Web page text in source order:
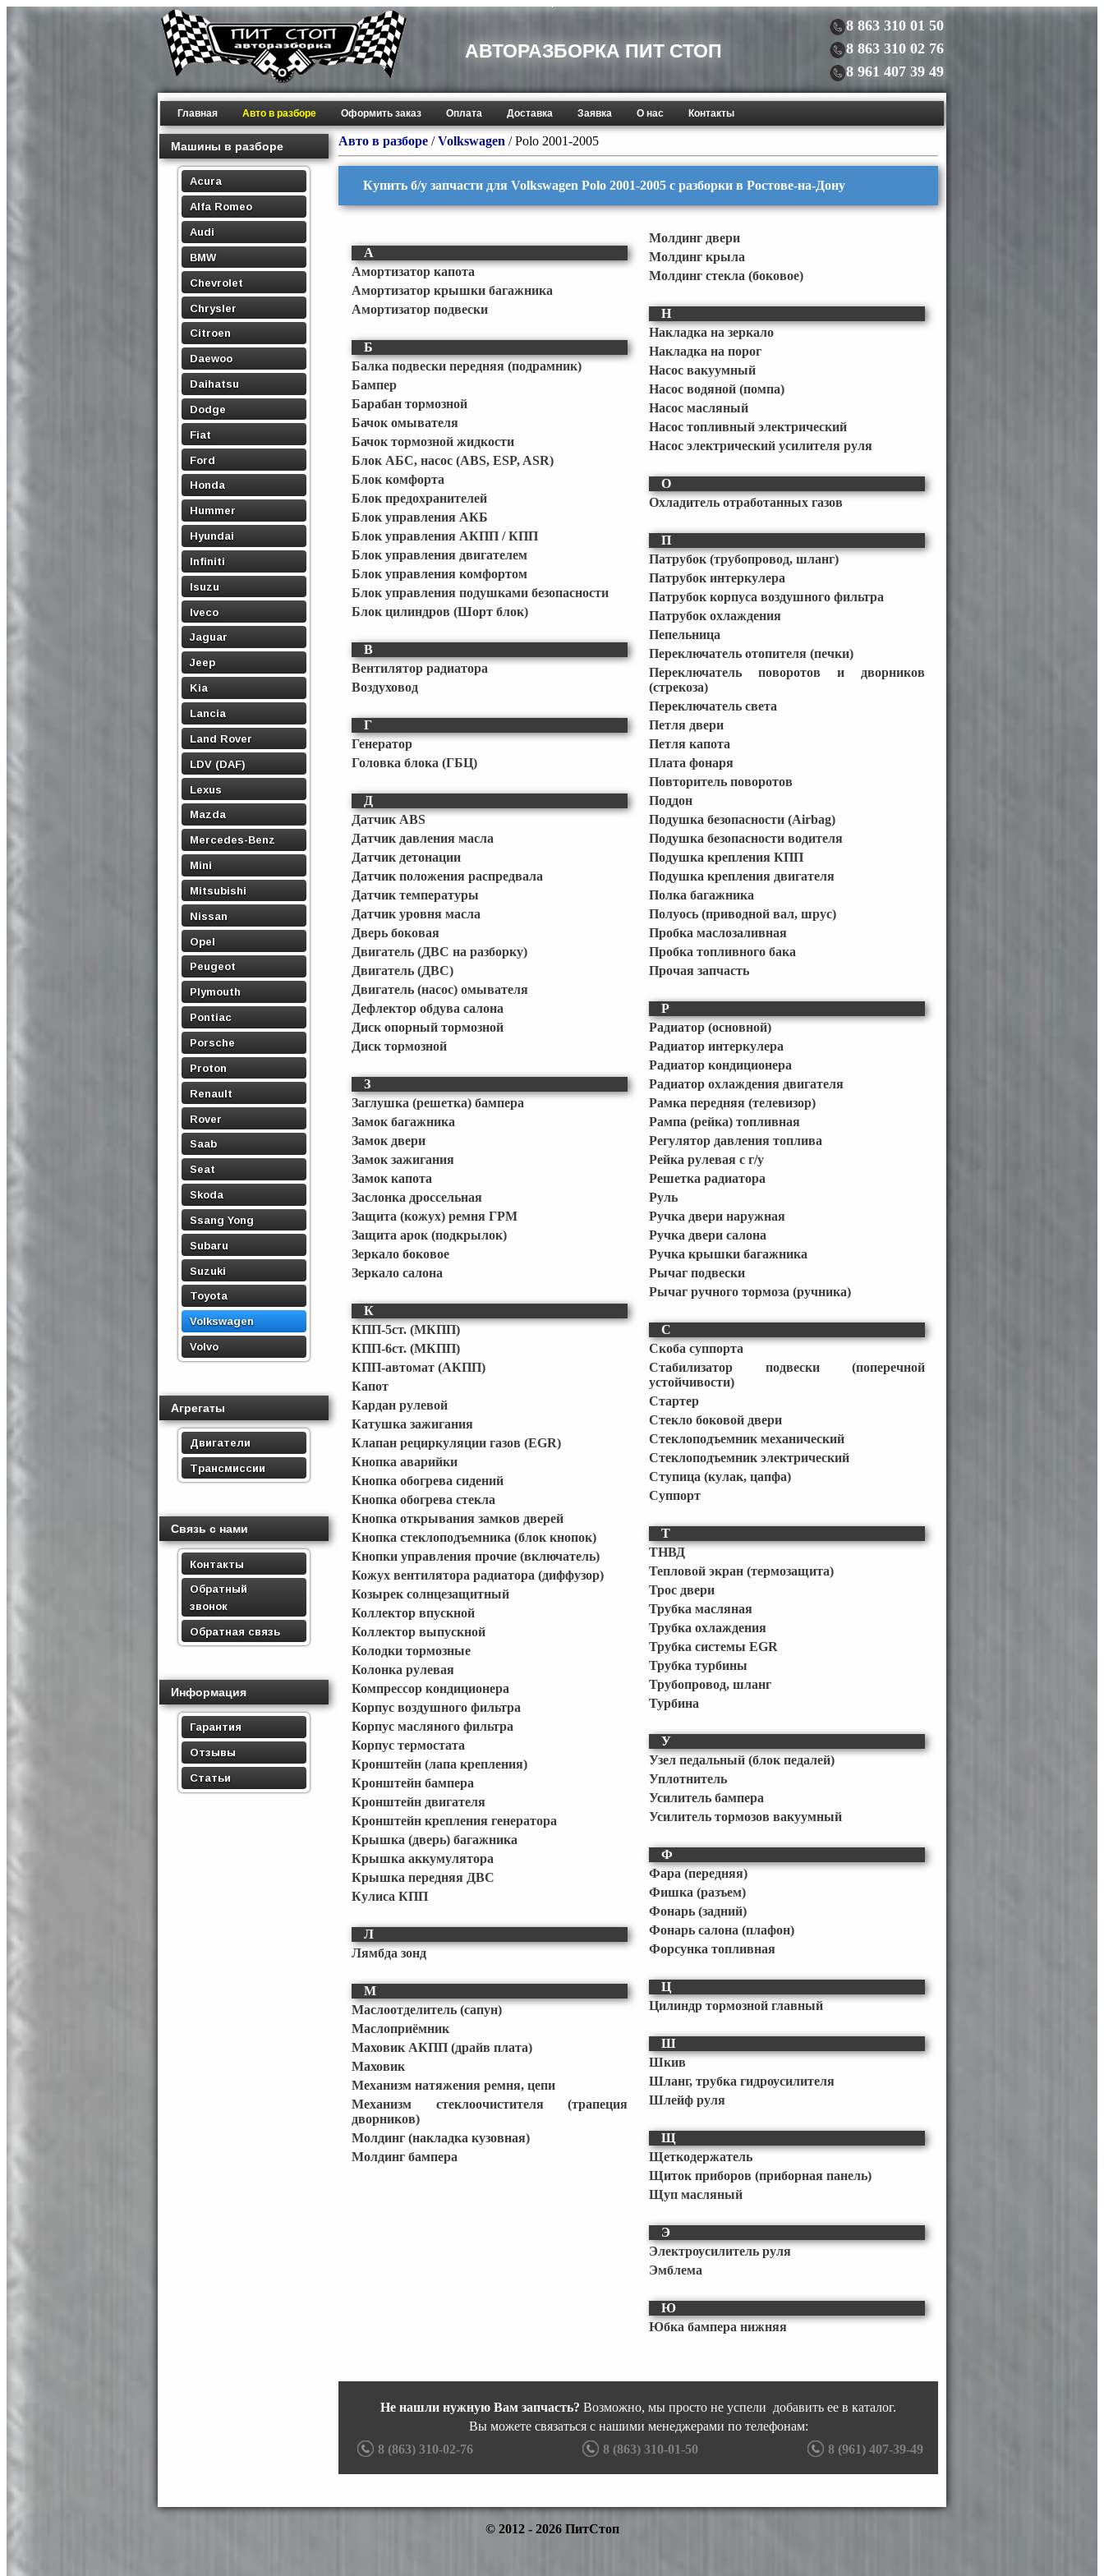
АВТОРАЗБОРКА ПИТ СТОП
8 863 310 01 50
8 863 310 02 76
8 961 407 39 49
Главная Авто в разборе Оформить заказ Оплата Доставка Заявка О нас Контакты
Машины в разборе
Acura
Alfa Romeo
Audi
BMW
Chevrolet
Chrysler
Citroen
Daewoo
Daihatsu
Dodge
Fiat
Ford
Honda
Hummer
Hyundai
Infiniti
Isuzu
Iveco
Jaguar
Jeep
Kia
Lancia
Land Rover
LDV (DAF)
Lexus
Mazda
Mercedes-Benz
Mini
Mitsubishi
Nissan
Opel
Peugeot
Plymouth
Pontiac
Porsche
Proton
Renault
Rover
Saab
Seat
Skoda
Ssang Yong
Subaru
Suzuki
Toyota
Volkswagen
Volvo
Агрегаты
Двигатели
Трансмиссии
Связь с нами
Контакты
Обратный
звонок
Обратная связь
Информация
Гарантия
Отзывы
Статьи
Авто в разборе /Volkswagen /Polo 2001-2005
Купить б/у запчасти для Volkswagen Polo 2001-2005 с разборки в Ростове-на-Дону
А
Амортизатор капота
Амортизатор крышки багажника
Амортизатор подвески
Б
Балка подвески передняя (подрамник)
Бампер
Барабан тормозной
Бачок омывателя
Бачок тормозной жидкости
Блок АБС, насос (ABS, ESP, ASR)
Блок комфорта
Блок предохранителей
Блок управления АКБ
Блок управления АКПП / КПП
Блок управления двигателем
Блок управления комфортом
Блок управления подушками безопасности
Блок цилиндров (Шорт блок)
В
Вентилятор радиатора
Воздуховод
Г
Генератор
Головка блока (ГБЦ)
Д
Датчик ABS
Датчик давления масла
Датчик детонации
Датчик положения распредвала
Датчик температуры
Датчик уровня масла
Дверь боковая
Двигатель (ДВС на разборку)
Двигатель (ДВС)
Двигатель (насос) омывателя
Дефлектор обдува салона
Диск опорный тормозной
Диск тормозной
З
Заглушка (решетка) бампера
Замок багажника
Замок двери
Замок зажигания
Замок капота
Заслонка дроссельная
Защита (кожух) ремня ГРМ
Защита арок (подкрылок)
Зеркало боковое
Зеркало салона
К
КПП-5ст. (МКПП)
КПП-6ст. (МКПП)
КПП-автомат (АКПП)
Капот
Кардан рулевой
Катушка зажигания
Клапан рециркуляции газов (EGR)
Кнопка аварийки
Кнопка обогрева сидений
Кнопка обогрева стекла
Кнопка открывания замков дверей
Кнопка стеклоподъемника (блок кнопок)
Кнопки управления прочие (включатель)
Кожух вентилятора радиатора (диффузор)
Козырек солнцезащитный
Коллектор впускной
Коллектор выпускной
Колодки тормозные
Колонка рулевая
Компрессор кондиционера
Корпус воздушного фильтра
Корпус масляного фильтра
Корпус термостата
Кронштейн (лапа крепления)
Кронштейн бампера
Кронштейн двигателя
Кронштейн крепления генератора
Крышка (дверь) багажника
Крышка аккумулятора
Крышка передняя ДВС
Кулиса КПП
Л
Лямбда зонд
М
Маслоотделитель (сапун)
Маслоприёмник
Маховик АКПП (драйв плата)
Маховик
Механизм натяжения ремня, цепи
Механизм стеклоочистителя (трапеция
дворников)
Молдинг (накладка кузовная)
Молдинг бампера
Молдинг двери
Молдинг крыла
Молдинг стекла (боковое)
Н
Накладка на зеркало
Накладка на порог
Насос вакуумный
Насос водяной (помпа)
Насос масляный
Насос топливный электрический
Насос электрический усилителя руля
О
Охладитель отработанных газов
П
Патрубок (трубопровод, шланг)
Патрубок интеркулера
Патрубок корпуса воздушного фильтра
Патрубок охлаждения
Пепельница
Переключатель отопителя (печки)
Переключатель поворотов и дворников
(стрекоза)
Переключатель света
Петля двери
Петля капота
Плата фонаря
Повторитель поворотов
Поддон
Подушка безопасности (Airbag)
Подушка безопасности водителя
Подушка крепления КПП
Подушка крепления двигателя
Полка багажника
Полуось (приводной вал, шрус)
Пробка маслозаливная
Пробка топливного бака
Прочая запчасть
Р
Радиатор (основной)
Радиатор интеркулера
Радиатор кондиционера
Радиатор охлаждения двигателя
Рамка передняя (телевизор)
Рампа (рейка) топливная
Регулятор давления топлива
Рейка рулевая с г/у
Решетка радиатора
Руль
Ручка двери наружная
Ручка двери салона
Ручка крышки багажника
Рычаг подвески
Рычаг ручного тормоза (ручника)
С
Скоба суппорта
Стабилизатор подвески (поперечной
устойчивости)
Стартер
Стекло боковой двери
Стеклоподъемник механический
Стеклоподъемник электрический
Ступица (кулак, цапфа)
Суппорт
Т
ТНВД
Тепловой экран (термозащита)
Трос двери
Трубка масляная
Трубка охлаждения
Трубка системы EGR
Трубка турбины
Трубопровод, шланг
Турбина
У
Узел педальный (блок педалей)
Уплотнитель
Усилитель бампера
Усилитель тормозов вакуумный
Ф
Фара (передняя)
Фишка (разъем)
Фонарь (задний)
Фонарь салона (плафон)
Форсунка топливная
Ц
Цилиндр тормозной главный
Ш
Шкив
Шланг, трубка гидроусилителя
Шлейф руля
Щ
Щеткодержатель
Щиток приборов (приборная панель)
Щуп масляный
Э
Электроусилитель руля
Эмблема
Ю
Юбка бампера нижняя
Не нашли нужную Вам запчасть? Возможно, мы просто не успели добавить ее в каталог.
Вы можете связаться с нашими менеджерами по телефонам:
8 (863) 310-02-76
8 (863) 310-01-50 8 (961) 407-39-49
© 2012 - 2026 ПитСтоп